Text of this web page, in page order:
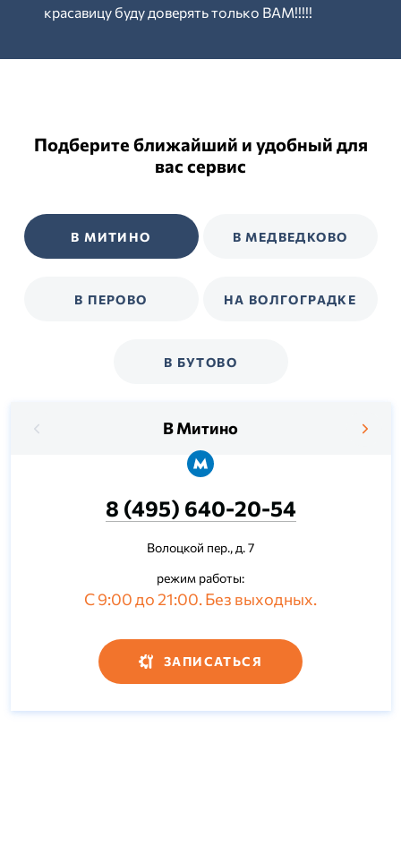
красавицу буду доверять только ВАМ!!!!!
Подберите ближайший и удобный для
вас сервис
В МИТИНО В МЕДВЕДКОВО
В ПЕРОВО НА ВОЛГОГРАДКЕ
В БУТОВО
В Митино
8 (495) 640-20-54
Волоцкой пер., д. 7
режим работы:
С 9:00 до 21:00. Без выходных.
ЗАПИСАТЬСЯ